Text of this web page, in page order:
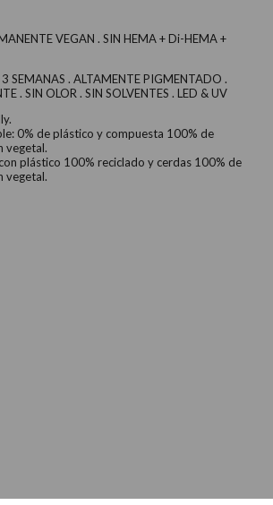
es:
VEGAN . SIN HEMA + Di-HEMA +
SEMANAS . ALTAMENTE PIGMENTADO .
. SIN OLOR . SIN SOLVENTES . LED & UV
0% de plástico y compuesta 100% de
vegetal.
plástico 100% reciclado y cerdas 100% de
vegetal.